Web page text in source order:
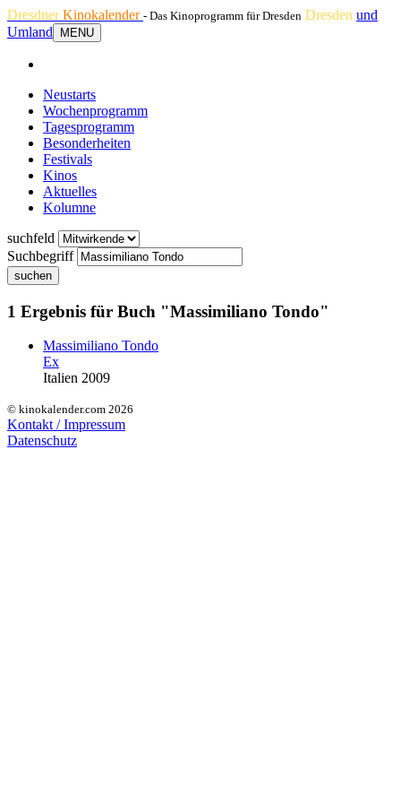
DresdnerKinokalender - Das Kinoprogramm für Dresden Dresden und
Umland
MENU
Neustarts
Wochenprogramm
Tagesprogramm
Besonderheiten
Festivals
Kinos
Aktuelles
Kolumne
suchfeld
Suchbegriff
suchen
1 Ergebnis für Buch "Massimiliano Tondo"
Massimiliano Tondo
Ex
Italien 2009
© kinokalender.com 2026
Kontakt / Impressum
Datenschutz